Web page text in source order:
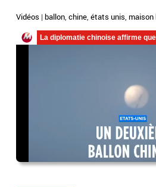
Vidéos |ballon,chine,états unis,maison